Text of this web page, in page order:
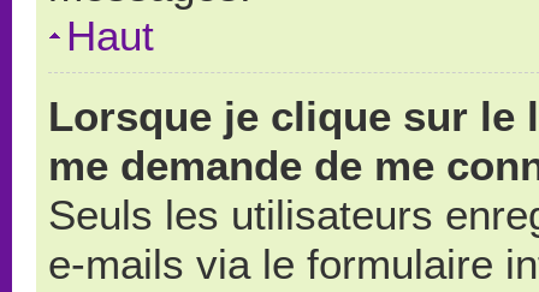
Haut
Lorsque je clique sur le
me demande de me
Seuls les utilisateurs
e-mails via le formulaire